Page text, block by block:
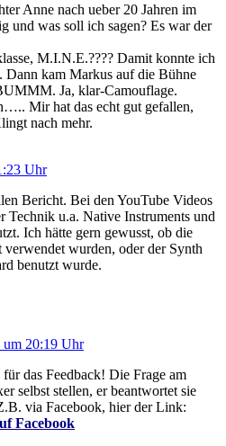
Anne nach ueber 20 Jahren im
und was soll ich sagen? Es war der
M.I.N.E.???? Damit konnte ich
Dann kam Markus auf die Bühne
Ja, klar-Camouflage.
Mir hat das echt gut gefallen,
nach mehr.
Uhr
Bericht. Bei den YouTube Videos
Technik u.a. Native Instruments und
Ich hätte gern gewusst, ob die
wurden, oder der Synth
benutzt wurde.
um 20:19 Uhr
das Feedback! Die Frage am
selbst stellen, er beantwortet sie
via Facebook, hier der Link:
Facebook